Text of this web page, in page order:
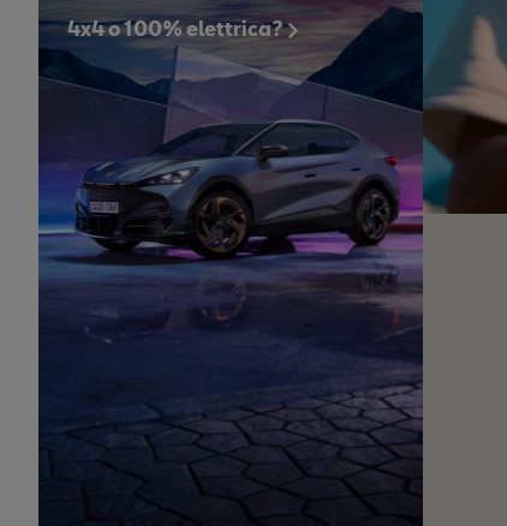
4x4 o 100% elettrica?